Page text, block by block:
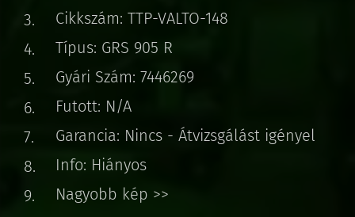
Cikkszám: TTP-VALTO-148
Típus: GRS 905 R
Gyári Szám: 7446269
Futott: N/A
Garancia: Nincs - Átvizsgálást igényel
Info: Hiányos
Nagyobb kép >>